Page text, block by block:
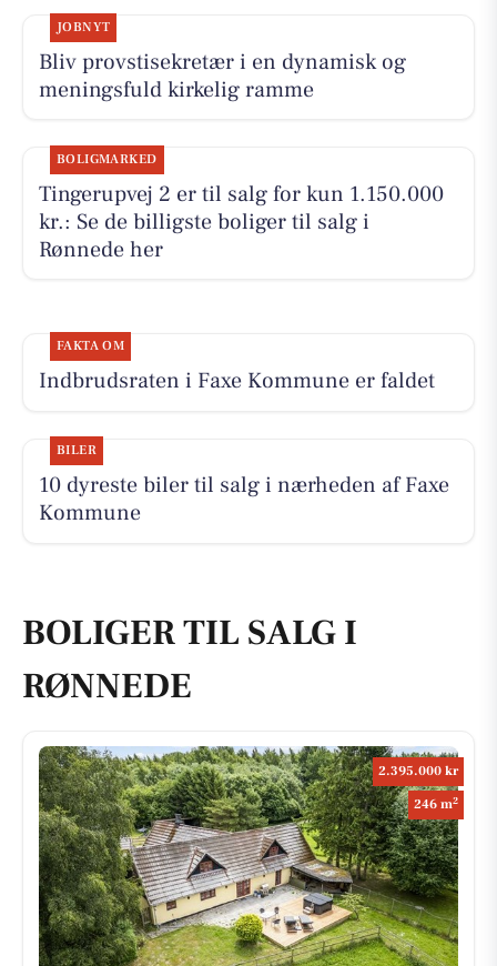
JOBNYT
Bliv provstisekretær i en dynamisk og
meningsfuld kirkelig ramme
BOLIGMARKED
Tingerupvej 2 er til salg for kun 1.150.000
kr.: Se de billigste boliger til salg i
Rønnede her
FAKTA OM
Indbrudsraten i Faxe Kommune er faldet
BILER
10 dyreste biler til salg i nærheden af Faxe
Kommune
BOLIGER TIL SALG I
RØNNEDE
2.395.000 kr
246 m2